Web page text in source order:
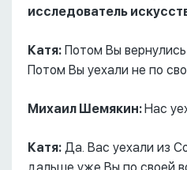
исследователь
Катя: Потом Вы
Потом Вы уехали не по
Михаил Шемякин:Нас
Катя: Да. Вас уехали из